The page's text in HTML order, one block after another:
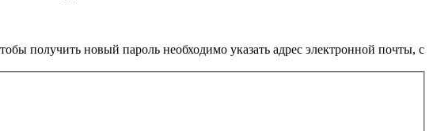
получить новый пароль необходимо указать адрес электронной почты, с